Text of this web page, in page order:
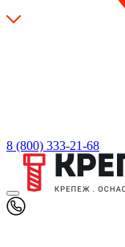
8 (800) 333-21-68